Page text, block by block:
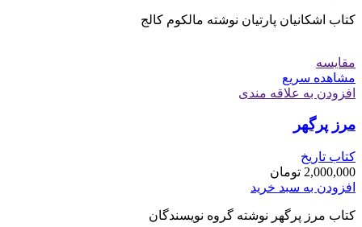
کتاب اشکانیان پارتیان نوشته مالکوم کالج
مقایسه
مشاهده سریع
افزودن به علاقه مندی
مرز پرگهر
کتاب تاریخ
2,000,000 تومان
افزودن به سبد خرید
کتاب مرز پرگهر نوشته گروه نویسندگان